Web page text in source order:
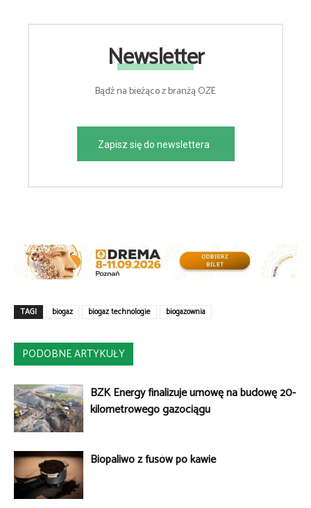
Newsletter
Bądź na bieżąco z branżą OZE
Zapisz się do newslettera
TAGI biogaz biogaz technologie biogazownia
PODOBNE ARTYKUŁY
BZK Energy finalizuje umowę na budowę 20-
kilometrowego gazociągu
Biopaliwo z fusów po kawie